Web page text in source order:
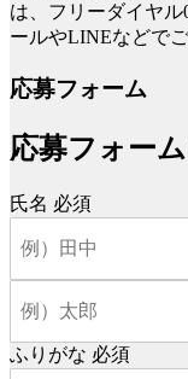
は、フリーダイヤル
ールやLINEなどで
応募フォーム
応募フォー
氏名 必須
ふりがな 必須